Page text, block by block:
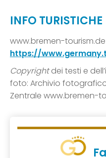
INFO TURISTICHE
www.bremen-tourism.de
https://
Copyrightdei testi e
foto: Archivio fotografico
Zentrale www.bremen-